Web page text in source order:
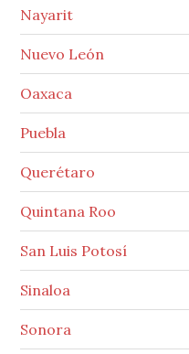
Nayarit
Nuevo León
Oaxaca
Puebla
Querétaro
Quintana Roo
San Luis Potosí
Sinaloa
Sonora